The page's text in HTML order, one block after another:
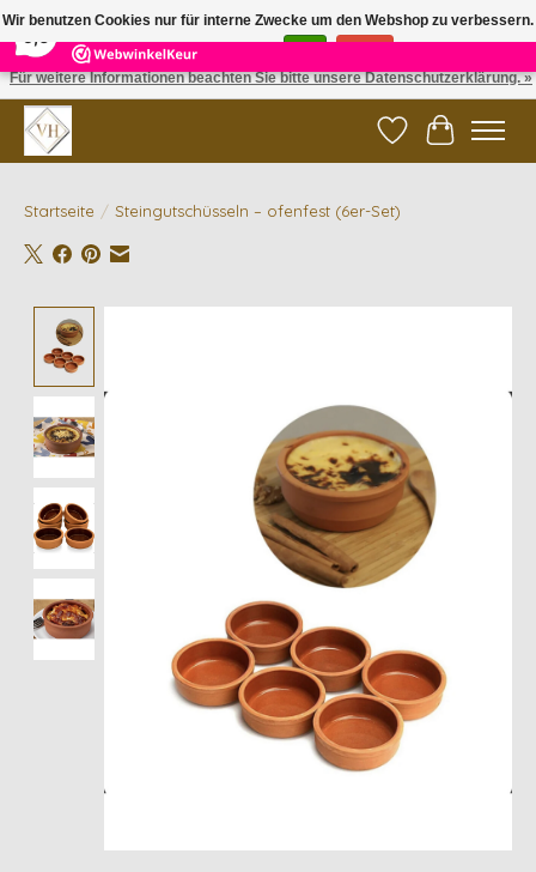
5 Reviews ×
✓ Gratis verzending vanaf €200 | ✓ 14 dagen retourneren
Wunschzettel
Ihr
Startseite / Steingutschüsseln – ofenfest (6er-Set)
Wir benutzen Cookies nur für interne Zwecke um den Webshop zu verbessern.
Ist das in Ordnung?
Für weitere Informationen beachten Sie bitte unsere Datenschutzerklärung. »